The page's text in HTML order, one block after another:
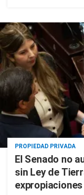
PROPIEDAD PRIVADA
El Senado no
sin Ley de